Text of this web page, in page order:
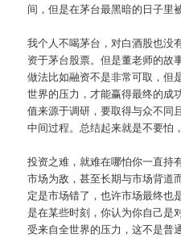
间，但是在茅台最黑暗的日子里
我个人不喝茅台，对白酒股也没
资于茅台股票。但是董老师的故
做法比如融资不是非常可取，但
世界的压力，才能赢得最终的成
值来源于调研，要取得与众不同
中间过程。总结起来就是不要怕
投资之难，就难在哪怕你一直持
市场为敌，甚至长期与市场背道
定是市场错了，也许市场最终也
是在某些时刻，你认为你自己是
受来自全世界的压力，这不是普